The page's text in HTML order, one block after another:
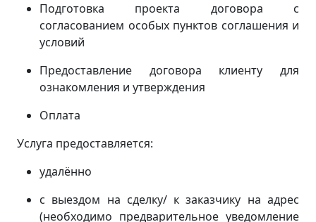
Подготовка проекта договора с
согласованием особых пунктов соглашения и
условий
Предоставление договора клиенту для
ознакомления и утверждения
Оплата
Услуга предоставляется:
удалённо
с выездом на сделку/ к заказчику на адрес
(необходимо предварительное уведомление